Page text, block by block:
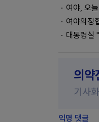
여야, 오
여야의정
대통령실
의약
기사
익명 댓글